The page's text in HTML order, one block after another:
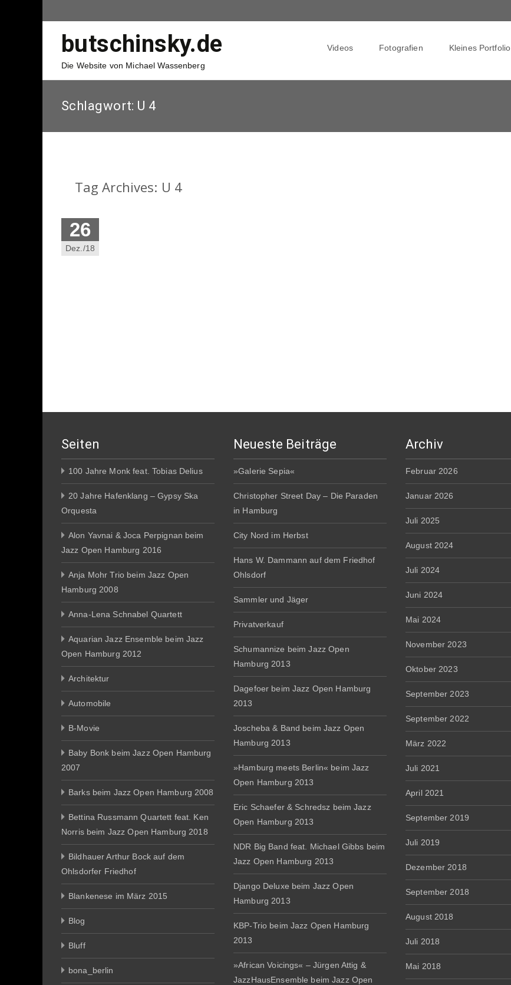
butschinsky.de
Die Website von Michael Wassenberg
Videos Fotografien Kleines Portfolio
Schlagwort: U 4
Tag Archives: U 4
26
Dez./18
Seiten
100 Jahre Monk feat. Tobias Delius
20 Jahre Hafenklang – Gypsy Ska
Orquesta
Alon Yavnai & Joca Perpignan beim
Jazz Open Hamburg 2016
Anja Mohr Trio beim Jazz Open
Hamburg 2008
Anna-Lena Schnabel Quartett
Aquarian Jazz Ensemble beim Jazz
Open Hamburg 2012
Architektur
Automobile
B-Movie
Baby Bonk beim Jazz Open Hamburg
2007
Barks beim Jazz Open Hamburg 2008
Bettina Russmann Quartett feat. Ken
Norris beim Jazz Open Hamburg 2018
Bildhauer Arthur Bock auf dem
Ohlsdorfer Friedhof
Blankenese im März 2015
Blog
Bluff
bona_berlin
Neueste Beiträge
»Galerie Sepia«
Christopher Street Day – Die Paraden
in Hamburg
City Nord im Herbst
Hans W. Dammann auf dem Friedhof
Ohlsdorf
Sammler und Jäger
Privatverkauf
Schumannize beim Jazz Open
Hamburg 2013
Dagefoer beim Jazz Open Hamburg
2013
Joscheba & Band beim Jazz Open
Hamburg 2013
»Hamburg meets Berlin« beim Jazz
Open Hamburg 2013
Eric Schaefer & Schredsz beim Jazz
Open Hamburg 2013
NDR Big Band feat. Michael Gibbs beim
Jazz Open Hamburg 2013
Django Deluxe beim Jazz Open
Hamburg 2013
KBP-Trio beim Jazz Open Hamburg
2013
»African Voicings« – Jürgen Attig &
JazzHausEnsemble beim Jazz Open
Archiv
Februar 2026
Januar 2026
Juli 2025
August 2024
Juli 2024
Juni 2024
Mai 2024
November 2023
Oktober 2023
September 2023
September 2022
März 2022
Juli 2021
April 2021
September 2019
Juli 2019
Dezember 2018
September 2018
August 2018
Juli 2018
Mai 2018